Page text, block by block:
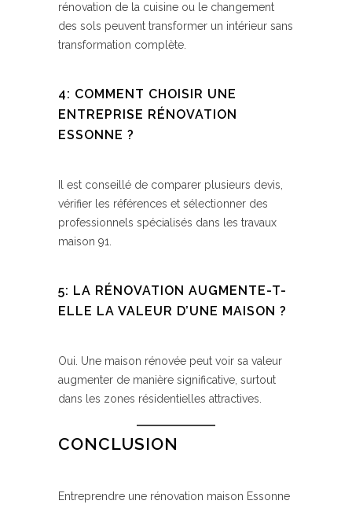
rénovation de la cuisine ou le changement
des sols peuvent transformer un intérieur sans
transformation complète.
4: COMMENT CHOISIR UNE
ENTREPRISE RÉNOVATION
ESSONNE ?
Il est conseillé de comparer plusieurs devis,
vérifier les références et sélectionner des
professionnels spécialisés dans les travaux
maison 91.
5: LA RÉNOVATION AUGMENTE-T-
ELLE LA VALEUR D’UNE MAISON ?
Oui. Une maison rénovée peut voir sa valeur
augmenter de manière significative, surtout
dans les zones résidentielles attractives.
CONCLUSION
Entreprendre une rénovation maison Essonne